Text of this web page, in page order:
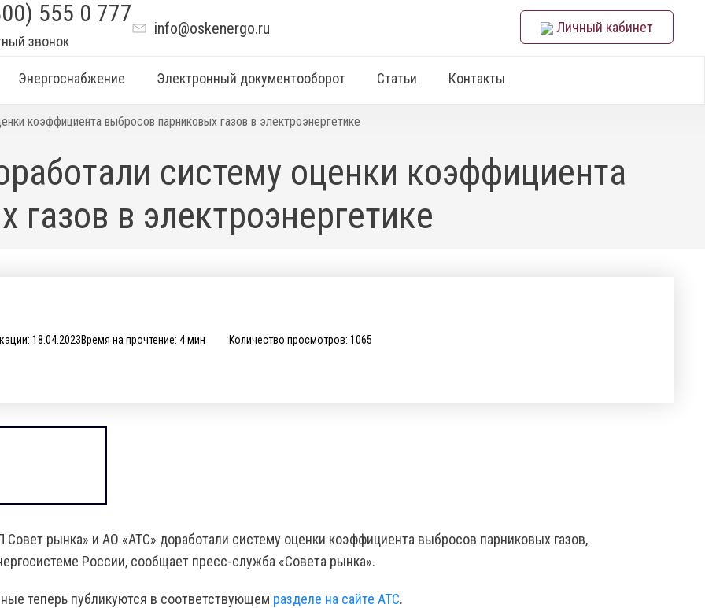
555 0 777
звонок
info@oskenergo.ru Личный кабинет
Энергоснабжение Электронный документооборот Статьи Контакты
коэффициента выбросов парниковых газов в электроэнергетике
систему оценки коэффициента
в электроэнергетике
18.04.2023Время на прочтение: 4 мин Количество просмотров: 1065
рынка» и АО «АТС» доработали систему оценки коэффициента выбросов парниковых газов,
России, сообщает пресс-служба «Совета рынка».
теперь публикуются в соответствующем разделе на сайте АТС.